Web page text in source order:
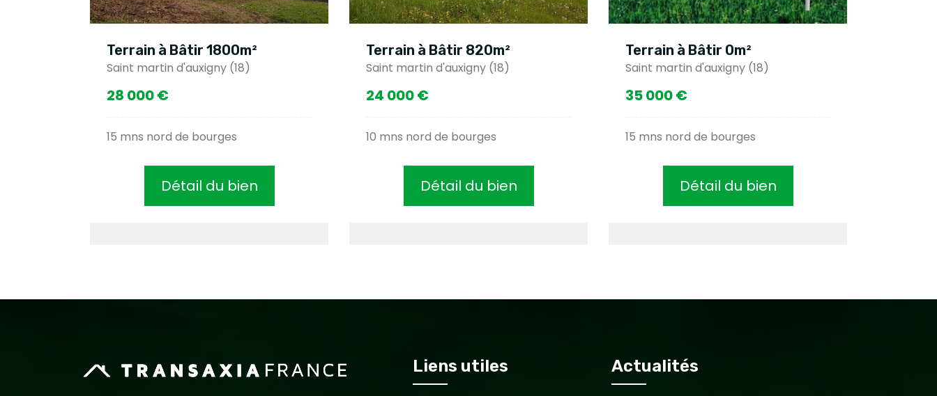
Terrain à Bâtir 1800m²
Saint martin d'auxigny (18)
28 000 €
15 mns nord de bourges
Détail du bien
Terrain à Bâtir 820m²
Saint martin d'auxigny (18)
24 000 €
10 mns nord de bourges
Détail du bien
Terrain à Bâtir 0m²
Saint martin d'auxigny (18)
35 000 €
15 mns nord de bourges
Détail du bien
Liens utiles Actualités